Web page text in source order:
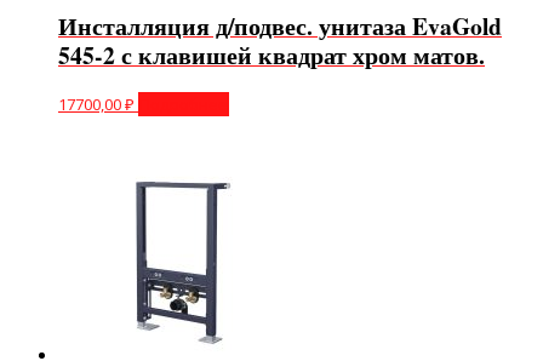
Инсталляция д/подвес. унитаза EvaGold
545-2 с клавишей квадрат хром матов.
17700,00₽